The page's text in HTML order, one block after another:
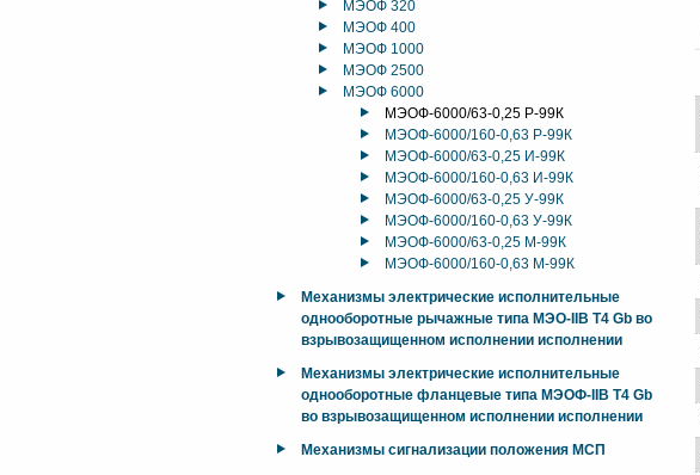
МЭОФ 320
МЭОФ 400
МЭОФ 1000
МЭОФ 2500
МЭОФ 6000
МЭОФ-6000/63-0,25 Р-99К
МЭОФ-6000/160-0,63 Р-99К
МЭОФ-6000/63-0,25 И-99К
МЭОФ-6000/160-0,63 И-99К
МЭОФ-6000/63-0,25 У-99К
МЭОФ-6000/160-0,63 У-99К
МЭОФ-6000/63-0,25 М-99К
МЭОФ-6000/160-0,63 М-99К
Механизмы электрические исполнительные
однооборотные рычажные типа МЭО-IIB T4 Gb во
взрывозащищенном исполнении исполнении
Механизмы электрические исполнительные
однооборотные фланцевые типа МЭОФ-IIB T4 Gb
во взрывозащищенном исполнении исполнении
Механизмы сигнализации положения МСП